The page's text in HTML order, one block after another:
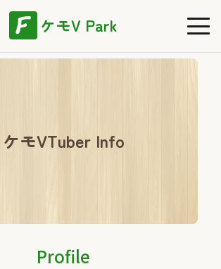
ケモV Park
ケモVTuber Info
Profile